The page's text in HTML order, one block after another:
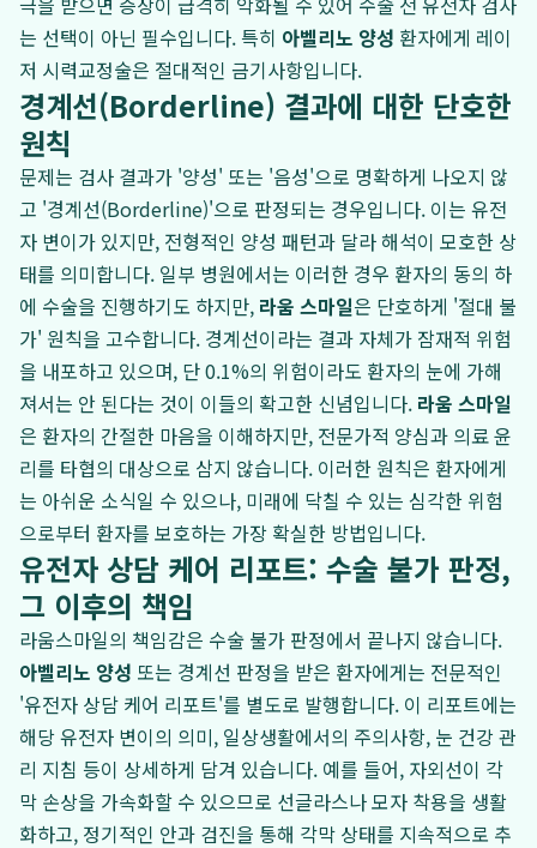
는 선택이 아닌 필수입니다. 특히 아벨리노 양성 환자에게 레이
저 시력교정술은 절대적인 금기사항입니다.
경계선(Borderline) 결과에 대한 단호한
원칙
문제는 검사 결과가 '양성' 또는 '음성'으로 명확하게 나오지 않
고 '경계선(Borderline)'으로 판정되는 경우입니다. 이는 유전
자 변이가 있지만, 전형적인 양성 패턴과 달라 해석이 모호한 상
태를 의미합니다. 일부 병원에서는 이러한 경우 환자의 동의 하
에 수술을 진행하기도 하지만, 라움 스마일은 단호하게 '절대 불
가' 원칙을 고수합니다. 경계선이라는 결과 자체가 잠재적 위험
을 내포하고 있으며, 단 0.1%의 위험이라도 환자의 눈에 가해
져서는 안 된다는 것이 이들의 확고한 신념입니다. 라움 스마일
은 환자의 간절한 마음을 이해하지만, 전문가적 양심과 의료 윤
리를 타협의 대상으로 삼지 않습니다. 이러한 원칙은 환자에게
는 아쉬운 소식일 수 있으나, 미래에 닥칠 수 있는 심각한 위험
으로부터 환자를 보호하는 가장 확실한 방법입니다.
유전자 상담 케어 리포트: 수술 불가 판정,
그 이후의 책임
라움스마일의 책임감은 수술 불가 판정에서 끝나지 않습니다.
아벨리노 양성 또는 경계선 판정을 받은 환자에게는 전문적인
'유전자 상담 케어 리포트'를 별도로 발행합니다. 이 리포트에는
해당 유전자 변이의 의미, 일상생활에서의 주의사항, 눈 건강 관
리 지침 등이 상세하게 담겨 있습니다. 예를 들어, 자외선이 각
막 손상을 가속화할 수 있으므로 선글라스나 모자 착용을 생활
화하고, 정기적인 안과 검진을 통해 각막 상태를 지속적으로 추